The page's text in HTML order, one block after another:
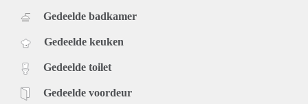
Gedeelde badkamer
Gedeelde keuken
Gedeelde toilet
Gedeelde voordeur